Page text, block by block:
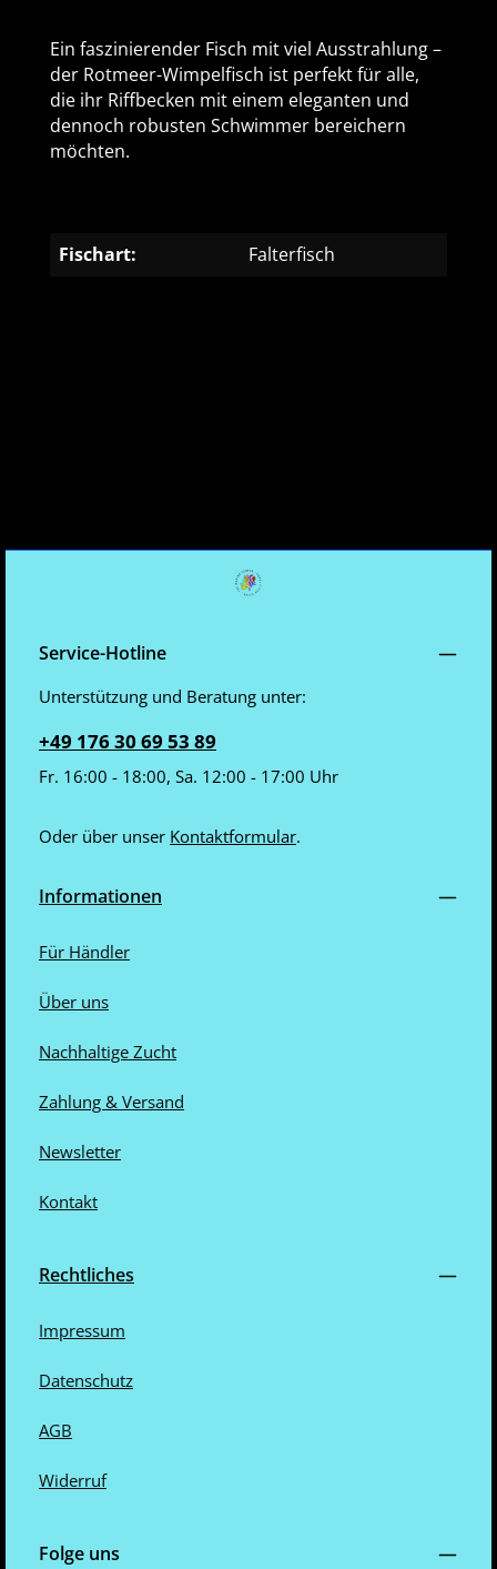
Ein faszinierender Fisch mit viel Ausstrahlung –
der Rotmeer-Wimpelfisch ist perfekt für alle,
die ihr Riffbecken mit einem eleganten und
dennoch robusten Schwimmer bereichern
möchten.
Fischart: Falterfisch
Service-Hotline
Unterstützung und Beratung unter:
+49 176 30 69 53 89
Fr. 16:00 - 18:00, Sa. 12:00 - 17:00 Uhr
Oder über unser Kontaktformular.
Informationen
Für Händler
Über uns
Nachhaltige Zucht
Zahlung & Versand
Newsletter
Kontakt
Rechtliches
Impressum
Datenschutz
AGB
Widerruf
Folge uns